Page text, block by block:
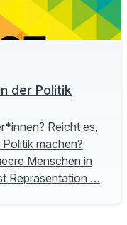
der Politik
Reicht es,
machen?
Menschen in
Repräsentation …